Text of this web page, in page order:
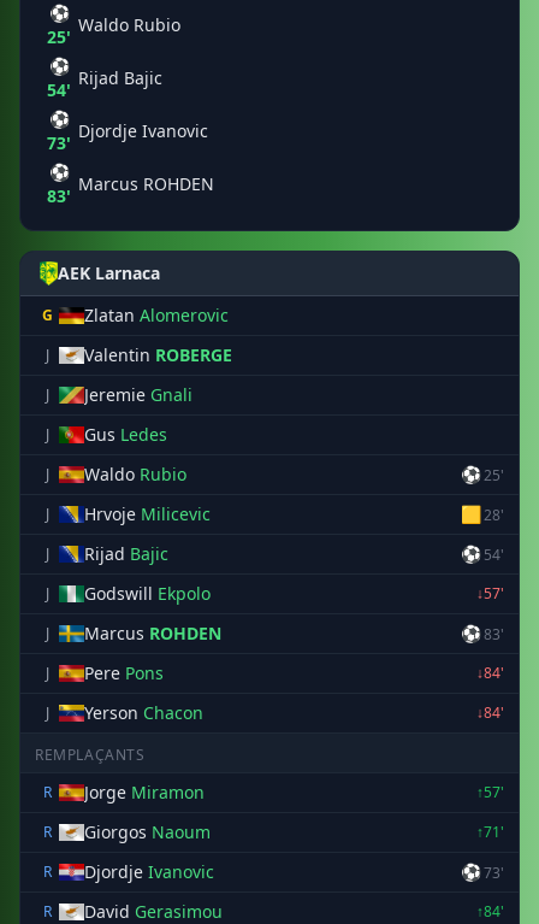
⚽
25'
Waldo Rubio
⚽
54'
Rijad Bajic
⚽
73'
Djordje Ivanovic
⚽
83'
Marcus ROHDEN
AEK Larnaca
G Zlatan Alomerovic
J Valentin ROBERGE
J Jeremie Gnali
J Gus Ledes
J Waldo Rubio ⚽25'
J
Hrvoje Milicevic 🟨28'
J
Rijad Bajic ⚽ 54'
J
Godswill Ekpolo
↓57'
J
Marcus ROHDEN ⚽83'
J
Pere Pons
↓84'
J
Yerson Chacon ↓84'
REMPLAÇANTS
R
Jorge Miramon
↑57'
R
Giorgos Naoum
↑71'
R
Djordje Ivanovic ⚽73'
R
David Gerasimou
↑84'